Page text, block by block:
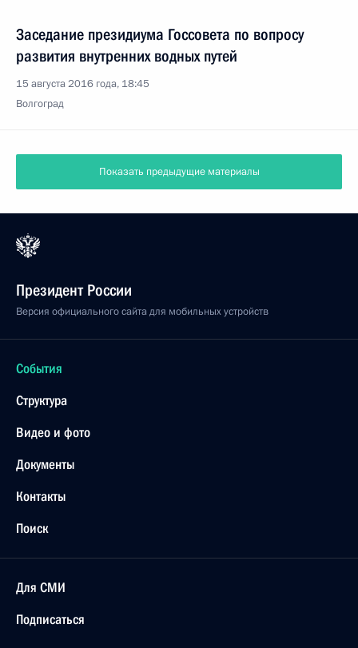
Заседание президиума Госсовета по вопросу
развития внутренних водных путей
15 августа 2016 года, 18:45
Волгоград
Показать предыдущие материалы
Президент России
Версия официального сайта для мобильных устройств
События
Структура
Видео и фото
Документы
Контакты
Поиск
Для СМИ
Подписаться